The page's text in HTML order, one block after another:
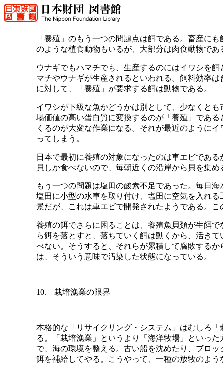
「養殖」のもう一つの問題点は餌である。畜産に
のような植食動物もいるが、大部分は肉食動物で
ウナギでもハマチでも、生産するのにはイワシを
マチやウナギが生産されるといわれる。飼料効率
に対して、「養殖」が要求する餌は動物である。
イワシが下級な魚かどうかは別として、少なくと
場価値の高い蛋白質に変換するのが「養殖」であ
くるのが大変な作業になる。それが最近のように
ってしまう。
日本で最初に養殖の対象になったのは車エビであ
貝しか食べないので、毎朝近くの沿岸から貝を集
もう一つの問題は塩田の酸素不足であった。毎日
塩田に小型の水車を取り付け、塩田に空気を入れ
景だが、これは車エビで開発されたようである。
養殖の餌でさらに困ることは、養殖魚貝類が生餌
ら餌を落とすと、落ちていく餌は動くから、活き
べない。そうすると、それらが累積して腐敗する
は、そういう意味で汚染した状態になっている。
10. 栽培漁業の限界
本格的な「リサイクリング・システム」はむしろ
る。「栽培漁業」というより「海洋牧場」といっ
で、海の環境を整える。古い船を沈めたり、ブロ
餌を補給してやる。こうやって、一種の放牧のよ